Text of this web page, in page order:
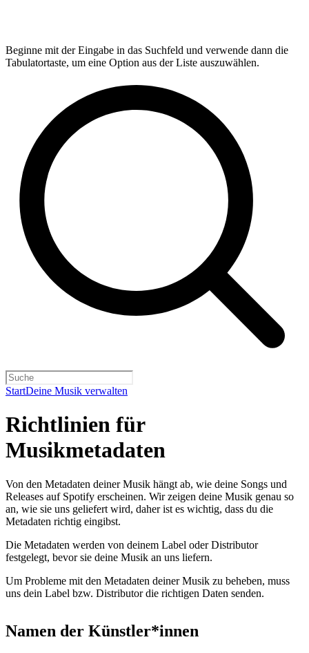
Beginne mit der Eingabe in das Suchfeld und verwende dann die
Tabulatortaste, um eine Option aus der Liste auszuwählen.
StartDeine Musik verwalten
Richtlinien für
Musikmetadaten
Von den Metadaten deiner Musik hängt ab, wie deine Songs und
Releases auf Spotify erscheinen. Wir zeigen deine Musik genau so
an, wie sie uns geliefert wird, daher ist es wichtig, dass du die
Metadaten richtig eingibst.
Die Metadaten werden von deinem Label oder Distributor
festgelegt, bevor sie deine Musik an uns liefern.
Um Probleme mit den Metadaten deiner Musik zu beheben, muss
uns dein Label bzw. Distributor die richtigen Daten senden.
Namen der Künstler*innen